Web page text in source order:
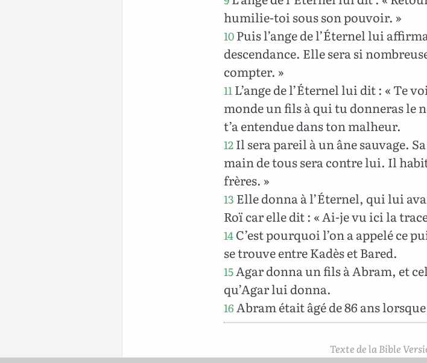
humilie-toi sous son pouvoir. »
10Puis l’ange de l’Éternel lui
descendance. Elle sera si
compter. »
11L’ange de l’Éternel lui dit : « Te
monde un fils à qui tu donneras le
t’a entendue dans ton malheur.
12Il sera pareil à un âne sauvage.
main de tous sera contre lui. Il
frères. »
13 Elle donna à l’Éternel, qui lui
Roï car elle dit : « Ai-je vu ici la
14C’est pourquoi l’on a appelé ce
se trouve entre Kadès et Bared.
15Agar donna un fils à Abram, et
qu’Agar lui donna.
16Abram était âgé de 86 ans
Texte de la Bible